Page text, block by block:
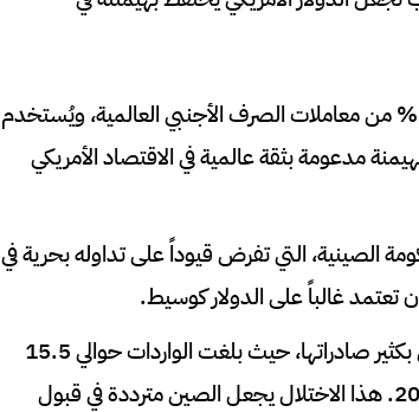
: يشكل الدولار حوالي 90% من معاملات الصرف الأجنبي العالمية، ويُستخدم
مدعومة بثقة عالمية في الاقتصاد الأمريكي
الصينية، التي تفرض قيوداً على تداوله بحرية في
تعتمد غالباً على الدولار كوسيط.
: الواردات المصرية من الصين تفوق بكثير صادراتها، حيث بلغت الواردات حوالي 15.5
مليار جنيه مقابل صادرات بقيمة 3.5 مليار جنيه في عام 2009. هذا الاختلال يجعل الصين مترددة في قبول